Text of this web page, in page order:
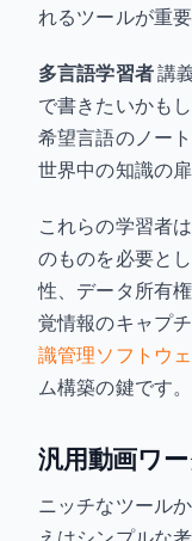
れるツールが重要
多言語学習者講
で書きたいかも
希望言語のノー
世界中の知識の扉
これらの学習者
のものを必要と
性、データ所有
覚情報のキャプ
識管理ソフトウ
ム構築の鍵です。
汎用動画ワ
ニッチなツール